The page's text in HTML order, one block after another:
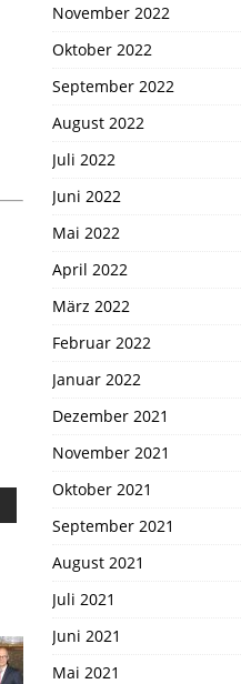
November 2022
Oktober 2022
September 2022
August 2022
Juli 2022
Juni 2022
Mai 2022
April 2022
März 2022
Februar 2022
Januar 2022
Dezember 2021
November 2021
Oktober 2021
September 2021
August 2021
Juli 2021
Juni 2021
Mai 2021